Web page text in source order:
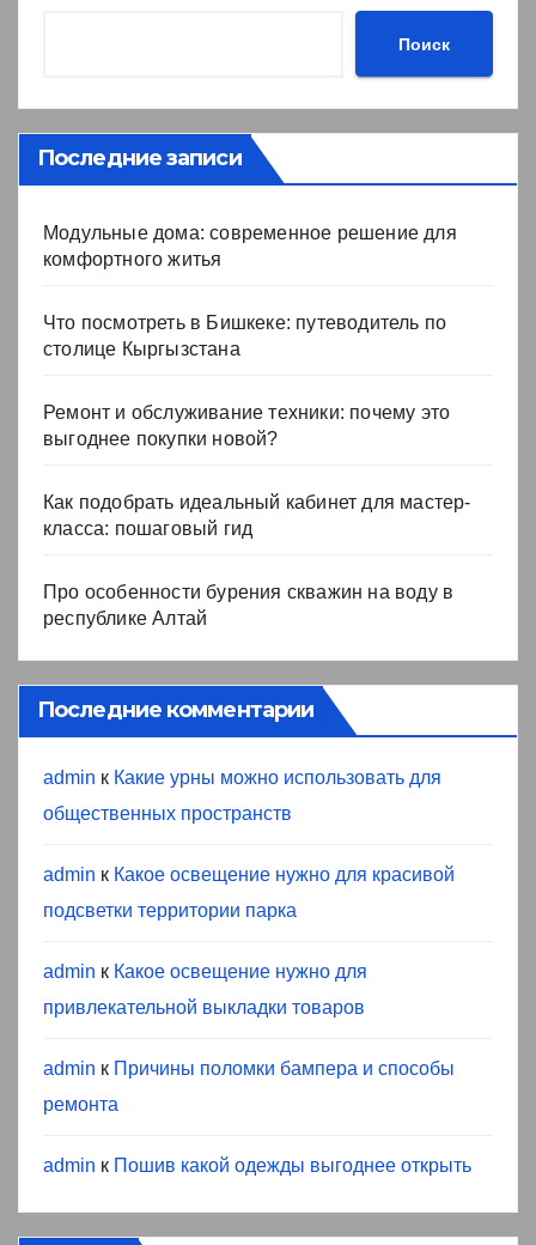
Поиск
Последние записи
Модульные дома: современное решение для
комфортного житья
Что посмотреть в Бишкеке: путеводитель по
столице Кыргызстана
Ремонт и обслуживание техники: почему это
выгоднее покупки новой?
Как подобрать идеальный кабинет для мастер-
класса: пошаговый гид
Про особенности бурения скважин на воду в
республике Алтай
Последние комментарии
admin к Какие урны можно использовать для
общественных пространств
admin к Какое освещение нужно для красивой
подсветки территории парка
admin к Какое освещение нужно для
привлекательной выкладки товаров
admin к Причины поломки бампера и способы
ремонта
admin к Пошив какой одежды выгоднее открыть